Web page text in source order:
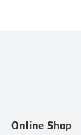
Online Shop